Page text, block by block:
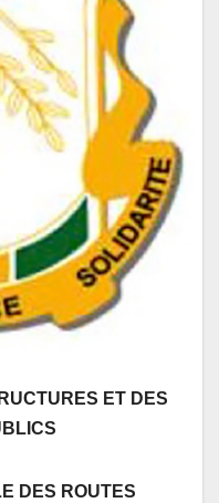
ET DES
DES ROUTES